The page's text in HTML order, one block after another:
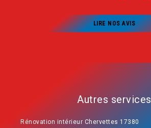
LIRE NOS AVIS
Autres services
Rénovation intérieur Chervettes 17380